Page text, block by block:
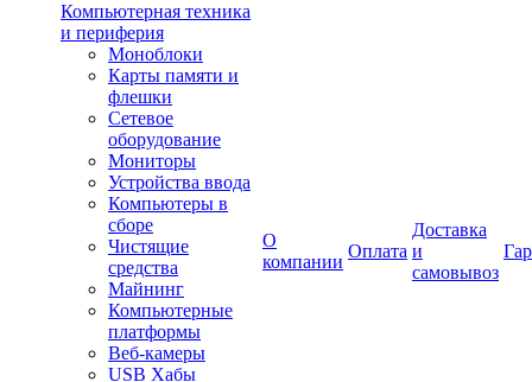
Компьютерная техника
и периферия
Моноблоки
Карты памяти и
флешки
Сетевое
оборудование
Мониторы
Устройства ввода
Компьютеры в
сборе
Чистящие
средства
Майнинг
Компьютерные
платформы
Веб-камеры
USB Хабы
О
компании
Оплата
Доставка
и
самовывоз